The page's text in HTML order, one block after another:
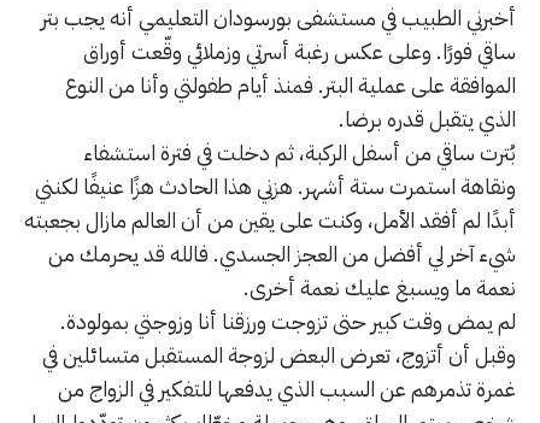
أخبرني الطبيب في مستشفى بورسودان التعليمي أنه يجب بتر
ساقي فورًا. وعلى عكس رغبة أسرتي وزملائي وقّعت أوراق
الموافقة على عملية البتر. فمنذ أيام طفولتي وأنا من النوع
الذي يتقبل قدره برضا.
بُترت ساقي من أسفل الركبة، ثم دخلت في فترة استشفاء
ونقاهة استمرت ستة أشهر. هزني هذا الحادث هزًا عنيفًا لكنني
أبدًا لم أفقد الأمل، وكنت على يقين من أن العالم مازال بجعبته
شيء آخر لي أفضل من العجز الجسدي. فالله قد يحرمك من
نعمة ما ويسبغ عليك نعمة أخرى.
لم يمض وقت كبير حتى تزوجت ورزقنا أنا وزوجتي بمولودة.
وقبل أن أتزوج، تعرض البعض لزوجة المستقبل متسائلين في
غمرة تذمرهم عن السبب الذي يدفعها للتفكير في الزواج من